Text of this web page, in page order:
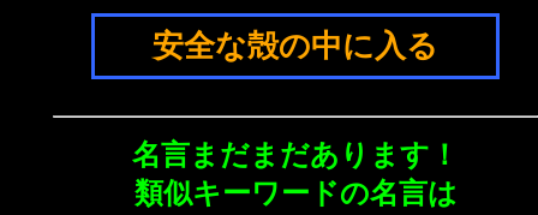
安全な殻の中に入る
名言まだまだあります！
類似キーワードの名言は